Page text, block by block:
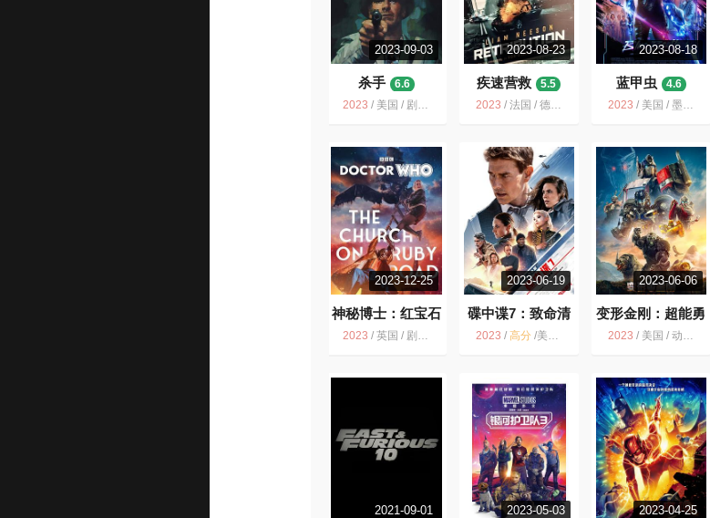
2023-09-03
杀手
6.6
2023 / 美国 / 剧情 动作 悬疑 惊悚 犯罪 冒险
2023-08-23
疾速营救
5.5
2023 / 法国 / 德国 / 西班牙 / 美国 / 动作 惊悚 犯罪 冒险
2023-08-18
蓝甲虫
4.6
2023 / 美国 / 墨西哥 / 动作 科幻 惊悚 冒险
2023-12-25
神秘博士：红宝石
路教堂
6.6
2023 /英国 / 剧情 科幻 冒险
2023-06-19
碟中谍7：致命清
算（上）
7.6
2023 / 高分/美国 / 动作 惊悚 冒险
2023-06-06
变形金刚：超能勇
士崛起
5.8
2023 / 美国 / 动作 科幻 冒险
2021-09-01 2023-05-03 2023-04-25